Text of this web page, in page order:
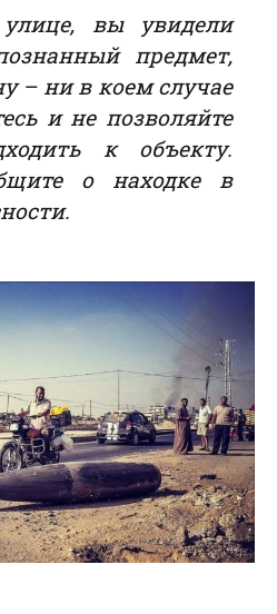
вы увидели
предмет,
– ни в коем случае
и не позволяйте
к объекту.
о находке в